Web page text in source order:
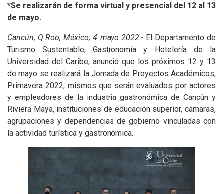
*Se realizarán de forma virtual y presencial del 12 al 13
de mayo.
Cancún, Q.Roo, México, 4 mayo 2022.-El Departamento de
Turismo Sustentable, Gastronomía y Hotelería de la
Universidad del Caribe, anunció que los próximos 12 y 13
de mayo se realizará la Jornada de Proyectos Académicos,
Primavera 2022; mismos que serán evaluados por actores
y empleadores de la industria gastronómica de Cancún y
Riviera Maya, instituciones de educación superior, cámaras,
agrupaciones y dependencias de gobierno vinculadas con
la actividad turística y gastronómica.